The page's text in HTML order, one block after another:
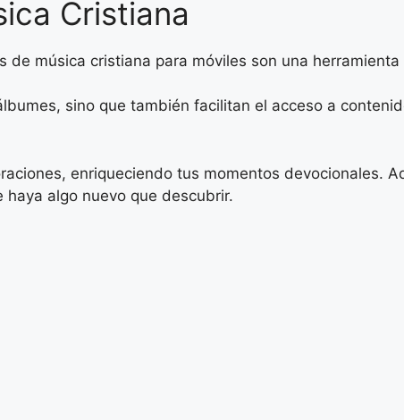
Cristiana
música cristiana para móviles son una herramienta
sino que también facilitan el acceso a
enriqueciendo tus momentos devocionales.
algo nuevo que descubrir.